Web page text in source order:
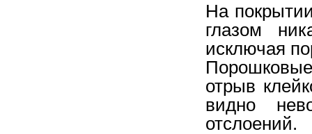
На
глазом
исключая
отрыв
видно
отслоений.